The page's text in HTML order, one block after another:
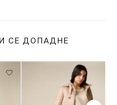
СЕ ДОПАДНЕ